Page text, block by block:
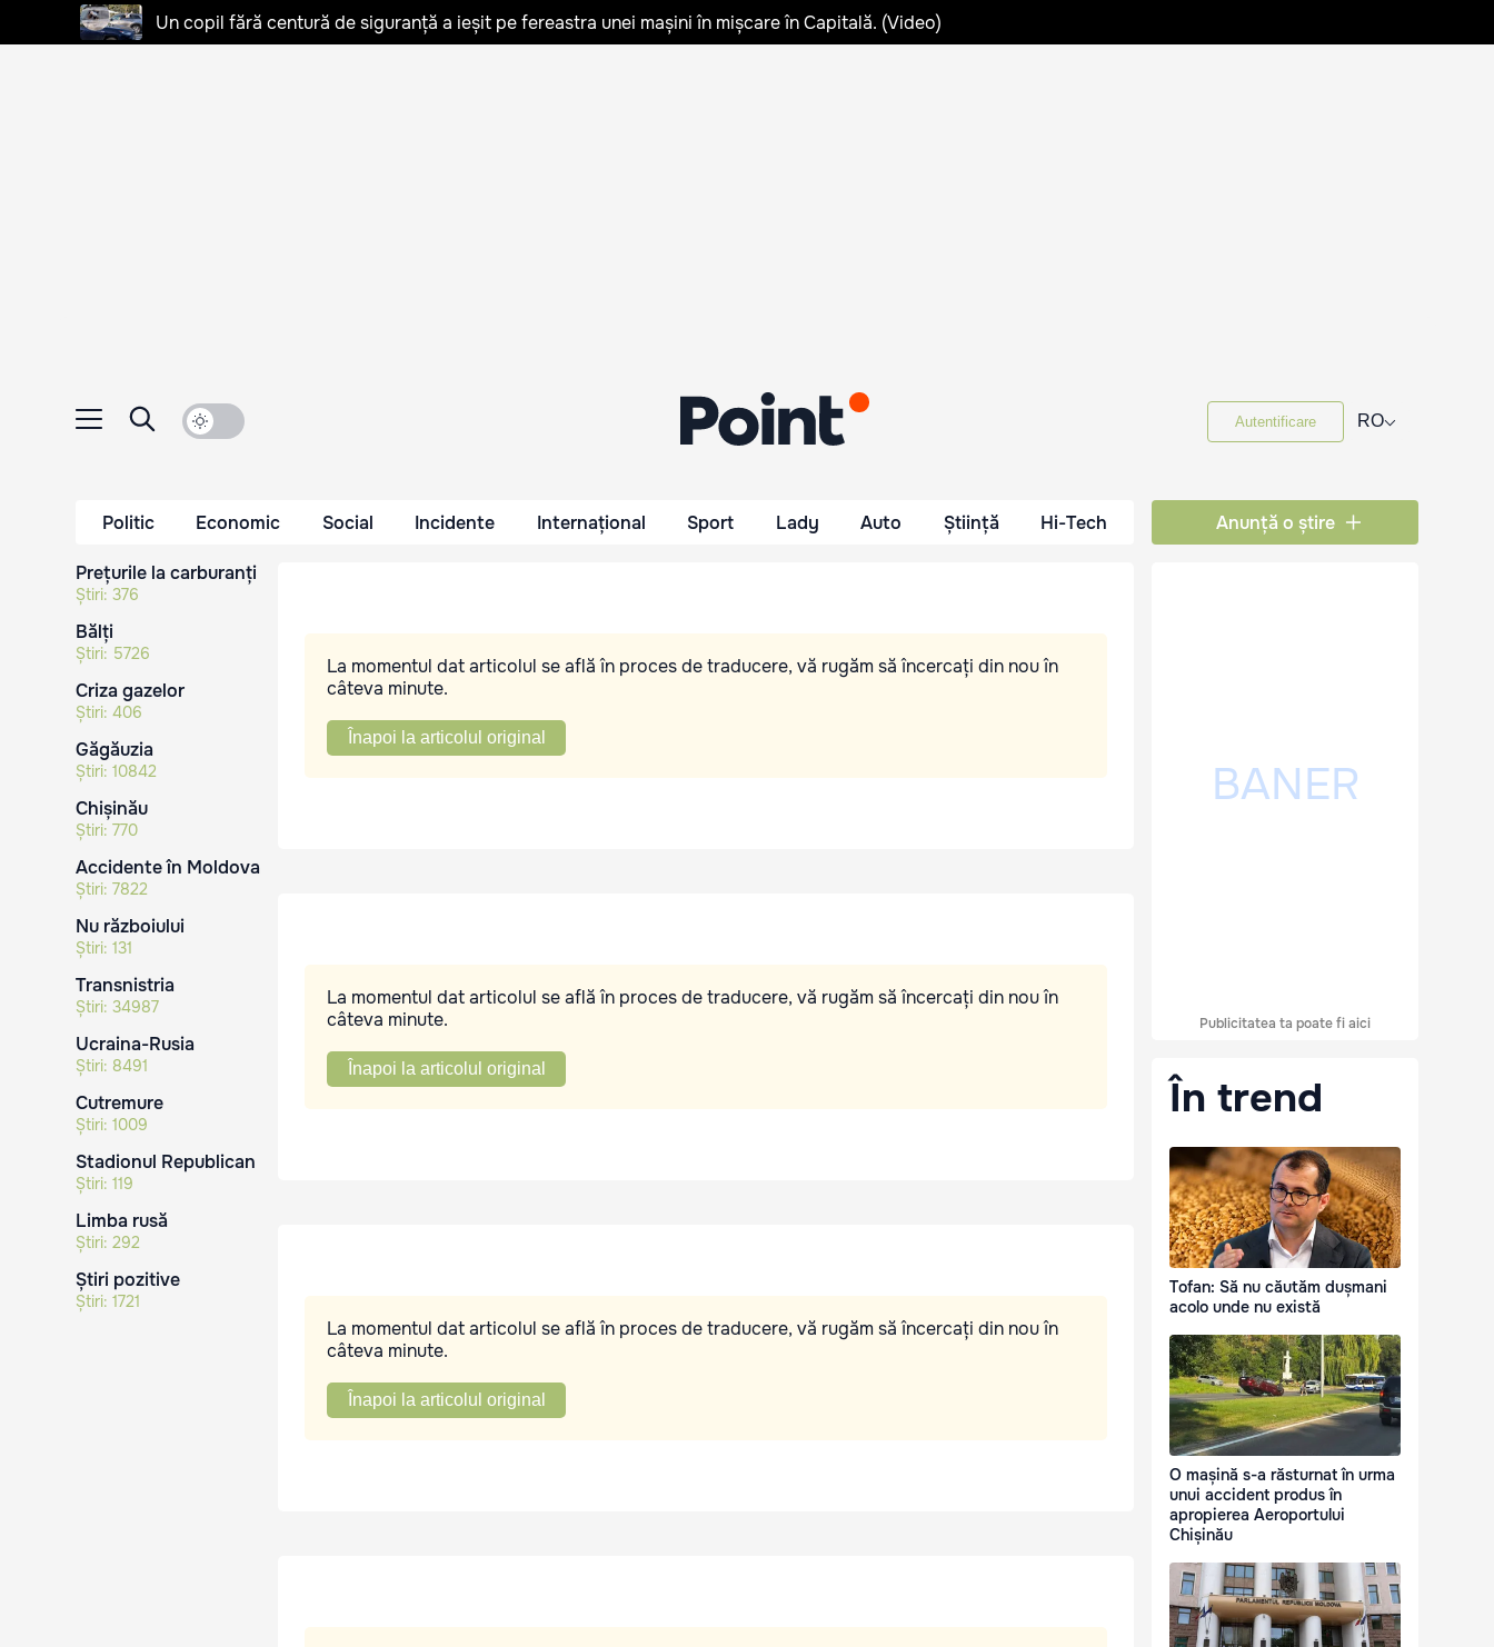
Un copil fără centură de siguranță a ieșit pe fereastra unei mașini în mișcare în Capitală. (Video)
Autentificare RO⌵
Politic Economic Social Incidente Internațional Sport Lady Auto Știință Hi-Tech Anunță o știre
Prețurile la carburanți
Știri: 376
Bălți
Știri: 5726
Criza gazelor
Știri: 406
Găgăuzia
Știri: 10842
Chișinău
Știri: 770
Accidente în Moldova
Știri: 7822
Nu războiului
Știri: 131
Transnistria
Știri: 34987
Ucraina-Rusia
Știri: 8491
Cutremure
Știri: 1009
Stadionul Republican
Știri: 119
Limba rusă
Știri: 292
Știri pozitive
Știri: 1721
La momentul dat articolul se află în proces de traducere, vă rugăm să încercați din nou în
câteva minute.
Înapoi la articolul original
La momentul dat articolul se află în proces de traducere, vă rugăm să încercați din nou în
câteva minute.
Înapoi la articolul original
La momentul dat articolul se află în proces de traducere, vă rugăm să încercați din nou în
câteva minute.
Înapoi la articolul original
Publicitatea ta poate fi aici
În trend
Tofan: Să nu căutăm dușmani
acolo unde nu există
O mașină s-a răsturnat în urma
unui accident produs în
apropierea Aeroportului
Chișinău